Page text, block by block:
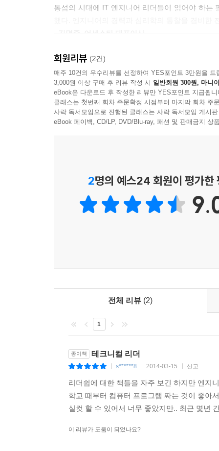
자기 테스트
사티어 상호작용 모델
왜 의사소통에 실패할까
원활한 의사소통을 시작하는 방법
질문
11장 동기부여의 두 번째 장애물
두 번째 장애물
13장 동기부여를 잘할 수 있는 사람이 되려면
항상 진실하라 (진심이든 아니든)
메타 규칙
규칙을 지침으로 바꾸기
다른 사람들에 대한 순수한 관심
왜, 언제 데일 카네기의 책을 읽어야 할까?
14장 힘은 어디에서 오는가
통섭의 시대에 IT 엔지니어 리더들이 읽어야 하는
- 김명준, 어세스타 대표이사
뛰어난 테크니컬 리더란 기술 전문성과 리더십
인간이다. 이 책은 사람, 변화, 깨달음에 대한 책이
가지고 있으며, 변화는 단지 선택의 문제일 뿐이
목표를 가지고 다른 사람들과 함께 일하는 모든 사
- 정진호, SK 커뮤니케이션즈 인재개발원 차장 /
회원리뷰 (2건)
매주 10건의 우수리뷰를 선정하여 YES포인트 3만원을 드
3,000원 이상 구매 후 리뷰 작성 시 일반회원 300원, 마니
eBook은 다운로드 후 작성한 리뷰만 YES포인트 지급됩니
클래스는 첫번째 회차 주문확정 시점부터 마지막 회차 주
사락 독서모임으로 진행된 클래스는 사락 독서모임 게시
eBook 페이백, CD/LP, DVD/Blu-ray, 패션 및 판매금지 상
2명의 예스24 회원이 평가한
전체 리뷰 (2)
1
종이책 테크니컬 리더
s******8 2014-03-15 신고
리더쉽에 대한 책들을 자주 보긴 하지만 엔지
학교 때부터 컴퓨터 프로그램 짜는 것이 좋아
실컷 할 수 있어서 너무 좋았지만.. 최근 몇년
이 리뷰가 도움이 되었나요?